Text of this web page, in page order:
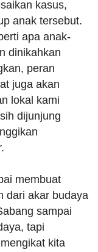
kasus,
anak tersebut.
apa anak-
dinikahkan
peran
juga akan
lokal kami
dijunjung
membuat
dari akar budaya
sampai
tapi
kita